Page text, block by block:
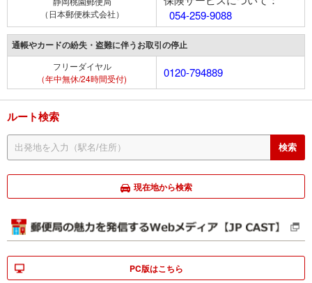
（日本郵便株式会社）
054-259-9088
通帳やカードの紛失・盗難に伴うお取引の停止
フリーダイヤル
（年中無休/24時間受付)
0120-794889
ルート検索
現在地から検索
PC版はこちら